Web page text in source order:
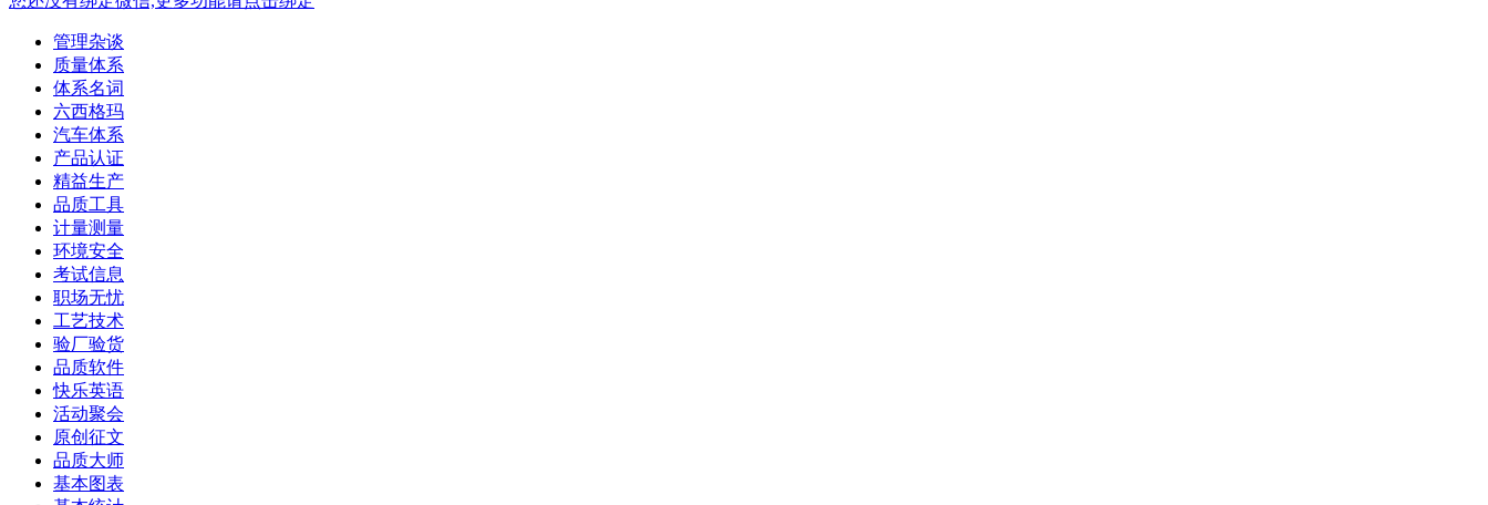
管理杂谈
质量体系
体系名词
六西格玛
汽车体系
产品认证
精益生产
品质工具
计量测量
环境安全
考试信息
职场无忧
工艺技术
验厂验货
品质软件
快乐英语
活动聚会
原创征文
品质大师
基本图表